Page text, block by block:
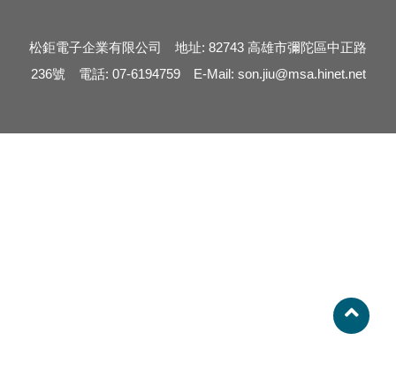
松鉅電子企業有限公司 地址: 82743 高雄市彌陀區中正路
236號 電話: 07-6194759 E-Mail: son.jiu@msa.hinet.net